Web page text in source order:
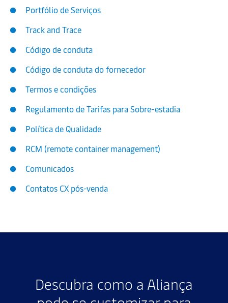
Portfólio de Serviços
Track and Trace
Código de conduta
Código de conduta do fornecedor
Termos e condições
Regulamento de Tarifas para Sobre-estadia
Política de Qualidade
RCM (remote container management)
Comunicados
Contatos CX pós-venda
Descubra como a Aliança